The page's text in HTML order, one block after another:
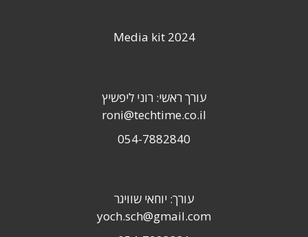
Media kit 2024
עורך ראשי: רוני ליפשיץ
roni@techtime.co.il
054-7882840
עורך: יוחאי שוויגר
yoch.sch@gmail.com